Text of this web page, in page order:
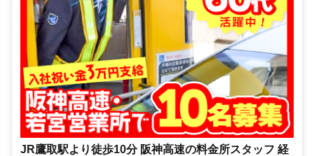
JR鷹取駅より徒歩10分 阪神高速の料金所スタッフ 経